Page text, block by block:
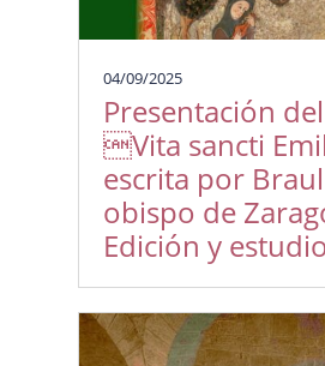
04/09/2025
Presentación
Vita sancti
escrita por
obispo de
Edición y